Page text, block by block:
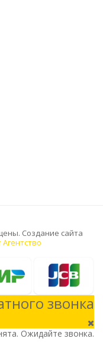
Создание сайта
звонка
Ожидайте звонка.